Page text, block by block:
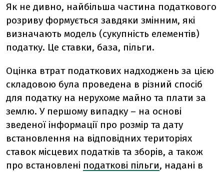
Як не дивно, найбільша частина податкового
розриву формується завдяки змінним, які
визначають модель (сукупність елементів)
податку. Це ставки, база, пільги.
Оцінка втрат податкових надходжень за цією
складовою була проведена в різний спосіб
для податку на нерухоме майно та плати за
землю. У першому випадку – на основі
зведеної інформації про розмір та дату
встановлення на відповідних територіях
ставок місцевих податків та зборів, а також
про встановлені податкові пільги, надані в